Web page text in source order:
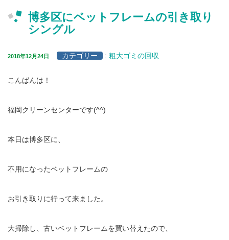
博多区にベットフレームの引き取り
シングル
2018年12月24日 カテゴリー : 粗大ゴミの回収
こんばんは！
福岡クリーンセンターです(^^)
本日は博多区に、
不用になったベットフレームの
お引き取りに行って来ました。
大掃除し、古いベットフレームを買い替えたので、